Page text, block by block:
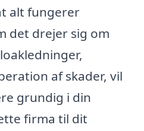
alt fungerer
det drejer sig om
af skader, vil
grundig i din
firma til dit